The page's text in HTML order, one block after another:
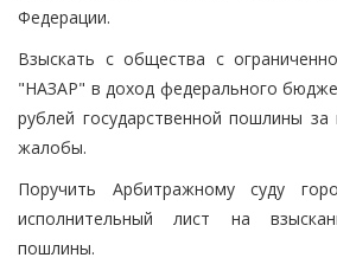
Федерации.
Взыскать с общества с
"НАЗАР" в доход федерального
рублей государственной пошлины за
жалобы.
Поручить Арбитражному суду
исполнительный лист на
пошлины.